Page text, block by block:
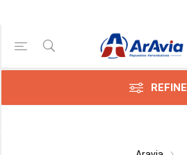
REFINE
Gama de precios
Min:$4.00